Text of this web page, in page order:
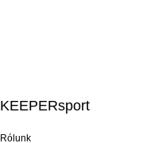
KEEPERsport
Rólunk